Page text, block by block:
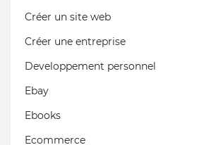
Créer un site web
Créer une entreprise
Developpement personnel
Ebay
Ebooks
Ecommerce